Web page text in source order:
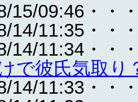
15/09:46・・
14/11:35・・
14/11:34・・
で彼氏気取
14/11:33・・